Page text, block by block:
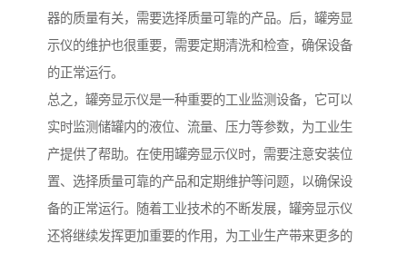
器的质量有关，需要选择质量可靠的产品。后，罐旁显
示仪的维护也很重要，需要定期清洗和检查，确保设备
的正常运行。
总之，罐旁显示仪是一种重要的工业监测设备，它可以
实时监测储罐内的液位、流量、压力等参数，为工业生
产提供了帮助。在使用罐旁显示仪时，需要注意安装位
置、选择质量可靠的产品和定期维护等问题，以确保设
备的正常运行。随着工业技术的不断发展，罐旁显示仪
还将继续发挥更加重要的作用，为工业生产带来更多的